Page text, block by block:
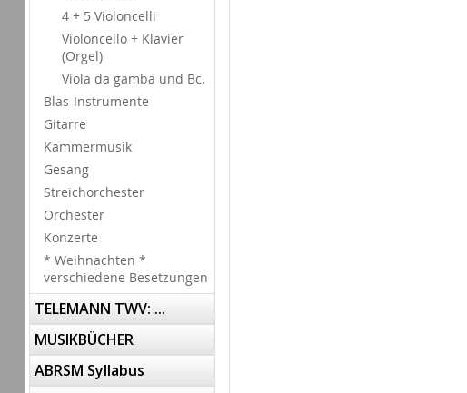
4 + 5 Violoncelli
Violoncello + Klavier
(Orgel)
Viola da gamba und Bc.
Blas-Instrumente
Gitarre
Kammermusik
Gesang
Streichorchester
Orchester
Konzerte
* Weihnachten *
verschiedene Besetzungen
TELEMANN TWV: ...
MUSIKBÜCHER
ABRSM Syllabus